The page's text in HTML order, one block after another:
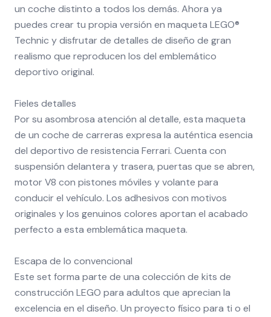
un coche distinto a todos los demás. Ahora ya
puedes crear tu propia versión en maqueta LEGO®
Technic y disfrutar de detalles de diseño de gran
realismo que reproducen los del emblemático
deportivo original.
Fieles detalles
Por su asombrosa atención al detalle, esta maqueta
de un coche de carreras expresa la auténtica esencia
del deportivo de resistencia Ferrari. Cuenta con
suspensión delantera y trasera, puertas que se abren,
motor V8 con pistones móviles y volante para
conducir el vehículo. Los adhesivos con motivos
originales y los genuinos colores aportan el acabado
perfecto a esta emblemática maqueta.
Escapa de lo convencional
Este set forma parte de una colección de kits de
construcción LEGO para adultos que aprecian la
excelencia en el diseño. Un proyecto físico para ti o el